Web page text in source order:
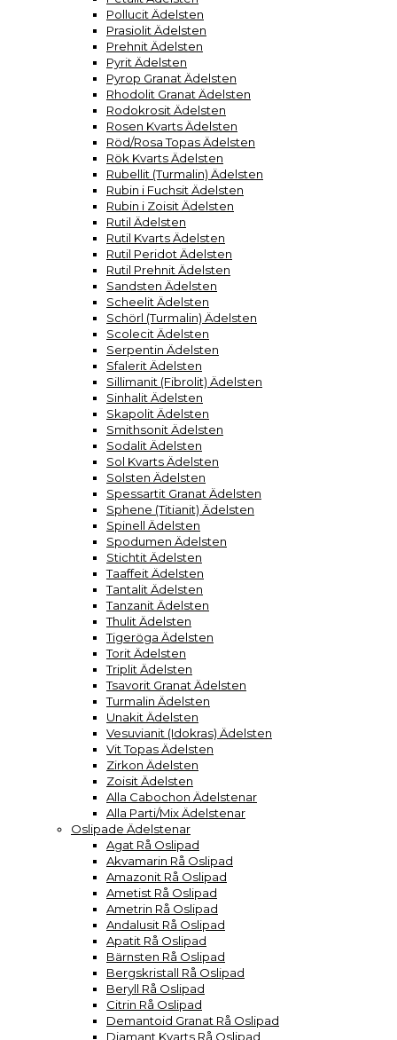
Pollucit Ädelsten
Prasiolit Ädelsten
Prehnit Ädelsten
Pyrit Ädelsten
Pyrop Granat Ädelsten
Rhodolit Granat Ädelsten
Rodokrosit Ädelsten
Rosen Kvarts Ädelsten
Röd/Rosa Topas Ädelsten
Rök Kvarts Ädelsten
Rubellit (Turmalin) Ädelsten
Rubin i Fuchsit Ädelsten
Rubin i Zoisit Ädelsten
Rutil Ädelsten
Rutil Kvarts Ädelsten
Rutil Peridot Ädelsten
Rutil Prehnit Ädelsten
Sandsten Ädelsten
Scheelit Ädelsten
Schörl (Turmalin) Ädelsten
Scolecit Ädelsten
Serpentin Ädelsten
Sfalerit Ädelsten
Sillimanit (Fibrolit) Ädelsten
Sinhalit Ädelsten
Skapolit Ädelsten
Smithsonit Ädelsten
Sodalit Ädelsten
Sol Kvarts Ädelsten
Solsten Ädelsten
Spessartit Granat Ädelsten
Sphene (Titianit) Ädelsten
Spinell Ädelsten
Spodumen Ädelsten
Stichtit Ädelsten
Taaffeit Ädelsten
Tantalit Ädelsten
Tanzanit Ädelsten
Thulit Ädelsten
Tigeröga Ädelsten
Torit Ädelsten
Triplit Ädelsten
Tsavorit Granat Ädelsten
Turmalin Ädelsten
Unakit Ädelsten
Vesuvianit (Idokras) Ädelsten
Vit Topas Ädelsten
Zirkon Ädelsten
Zoisit Ädelsten
Alla Cabochon Ädelstenar
Alla Parti/Mix Ädelstenar
Oslipade Ädelstenar
Agat Rå Oslipad
Akvamarin Rå Oslipad
Amazonit Rå Oslipad
Ametist Rå Oslipad
Ametrin Rå Oslipad
Andalusit Rå Oslipad
Apatit Rå Oslipad
Bärnsten Rå Oslipad
Bergskristall Rå Oslipad
Beryll Rå Oslipad
Citrin Rå Oslipad
Demantoid Granat Rå Oslipad
Diamant Kvarts Rå Oslipad